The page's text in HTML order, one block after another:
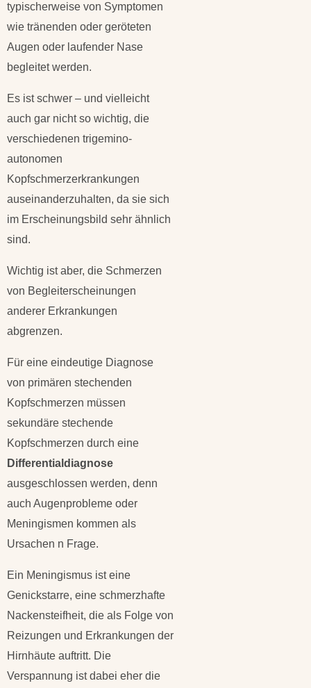
typischerweise von Symptomen
wie tränenden oder geröteten
Augen oder laufender Nase
begleitet werden.
Es ist schwer – und vielleicht
auch gar nicht so wichtig, die
verschiedenen trigemino-
autonomen
Kopfschmerzerkrankungen
auseinanderzuhalten, da sie sich
im Erscheinungsbild sehr ähnlich
sind.
Wichtig ist aber, die Schmerzen
von Begleiterscheinungen
anderer Erkrankungen
abgrenzen.
Für eine eindeutige Diagnose
von primären stechenden
Kopfschmerzen müssen
sekundäre stechende
Kopfschmerzen durch eine
Differentialdiagnose
ausgeschlossen werden, denn
auch Augenprobleme oder
Meningismen kommen als
Ursachen n Frage.
Ein Meningismus ist eine
Genickstarre, eine schmerzhafte
Nackensteifheit, die als Folge von
Reizungen und Erkrankungen der
Hirnhäute auftritt. Die
Verspannung ist dabei eher die